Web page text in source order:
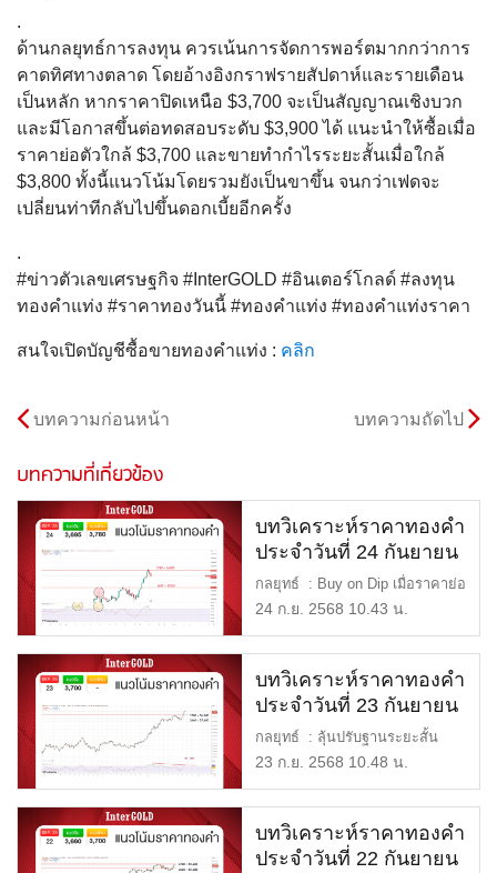
.
ด้านกลยุทธ์การลงทุน ควรเน้นการจัดการพอร์ตมากกว่าการ
คาดทิศทางตลาด โดยอ้างอิงกราฟรายสัปดาห์และรายเดือน
เป็นหลัก หากราคาปิดเหนือ $3,700 จะเป็นสัญญาณเชิงบวก
และมีโอกาสขึ้นต่อทดสอบระดับ $3,900 ได้ แนะนำให้ซื้อเมื่อ
ราคาย่อตัวใกล้ $3,700 และขายทำกำไรระยะสั้นเมื่อใกล้
$3,800 ทั้งนี้แนวโน้มโดยรวมยังเป็นขาขึ้น จนกว่าเฟดจะ
เปลี่ยนท่าทีกลับไปขึ้นดอกเบี้ยอีกครั้ง
.
#ข่าวตัวเลขเศรษฐกิจ #InterGOLD #อินเตอร์โกลด์ #ลงทุน
ทองคำแท่ง #ราคาทองวันนี้ #ทองคำแท่ง #ทองคำแท่งราคา
สนใจเปิดบัญชีซื้อขายทองคำแท่ง : คลิก
บทความก่อนหน้า บทความถัดไป
บทความที่เกี่ยวข้อง
บทวิเคราะห์ราคาทองคำ
ประจำวันที่ 24 กันยายน
2568
กลยุทธ์ : Buy on Dip เมื่อราคาย่อ
ใกล้แนวรับ แนวรับ : […]
24 ก.ย. 2568 10.43 น.
บทวิเคราะห์ราคาทองคำ
ประจำวันที่ 23 กันยายน
2568
กลยุทธ์ : ลุ้นปรับฐานระยะสั้น
แนวรับ : $3,700 หรือ […]
23 ก.ย. 2568 10.48 น.
บทวิเคราะห์ราคาทองคำ
ประจำวันที่ 22 กันยายน